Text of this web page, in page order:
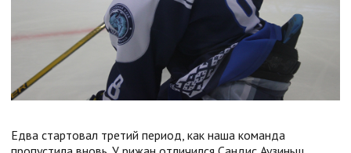
Едва стартовал третий период, как наша команда